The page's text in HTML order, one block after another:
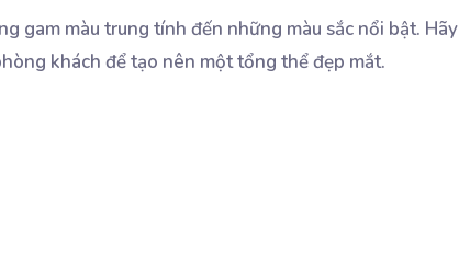
gam màu trung tính đến những màu sắc nổi bật. Hãy
khách để tạo nên một tổng thể đẹp mắt.